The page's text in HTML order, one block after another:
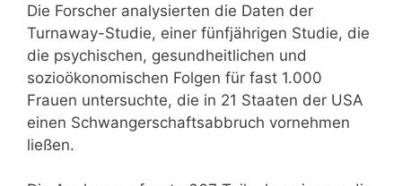
Die Forscher analysierten die Daten der
Turnaway-Studie, einer fünfjährigen Studie, die
die psychischen, gesundheitlichen und
sozioökonomischen Folgen für fast 1.000
Frauen untersuchte, die in 21 Staaten der USA
einen Schwangerschaftsabbruch vornehmen
ließen.